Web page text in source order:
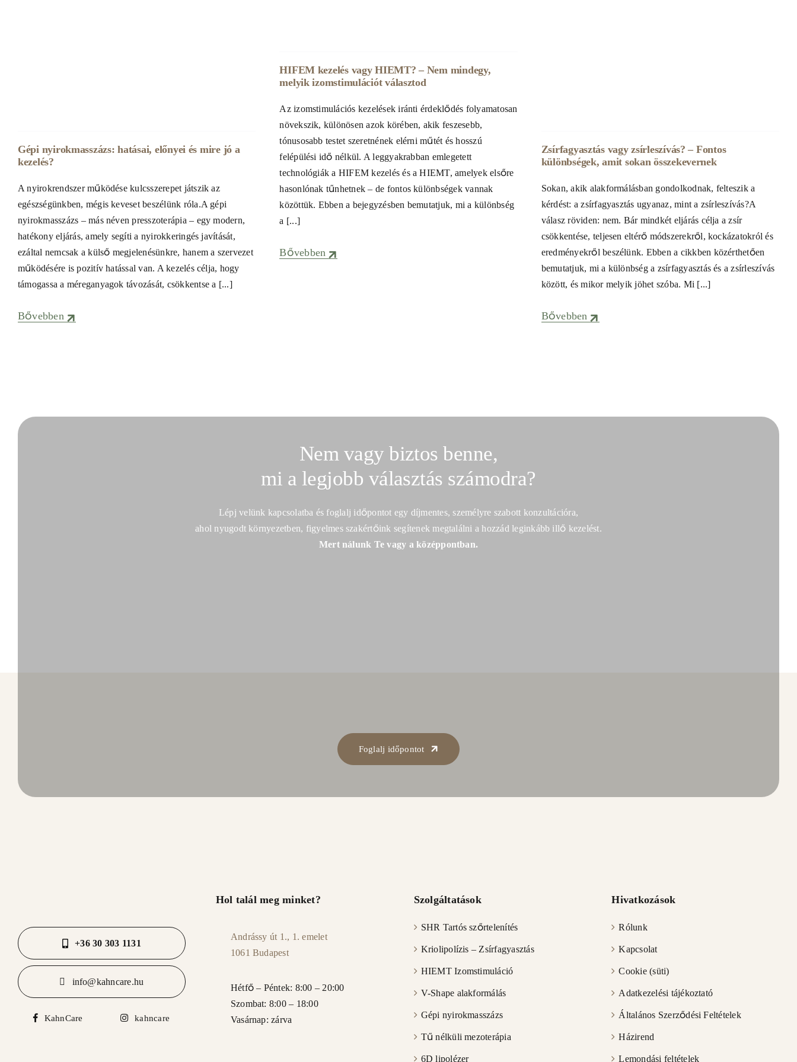
Gépi nyirokmasszázs: hatásai, előnyei és mire jó a
kezelés?
A nyirokrendszer működése kulcsszerepet játszik az
egészségünkben, mégis keveset beszélünk róla.A gépi
nyirokmasszázs – más néven presszoterápia – egy modern,
hatékony eljárás, amely segíti a nyirokkeringés javítását,
ezáltal nemcsak a külső megjelenésünkre, hanem a szervezet
működésére is pozitív hatással van. A kezelés célja, hogy
támogassa a méreganyagok távozását, csökkentse a [...]
Bővebben
HIFEM kezelés vagy HIEMT? – Nem mindegy,
melyik izomstimulációt választod
Az izomstimulációs kezelések iránti érdeklődés folyamatosan
növekszik, különösen azok körében, akik feszesebb,
tónusosabb testet szeretnének elérni műtét és hosszú
felépülési idő nélkül. A leggyakrabban emlegetett
technológiák a HIFEM kezelés és a HIEMT, amelyek elsőre
hasonlónak tűnhetnek – de fontos különbségek vannak
közöttük. Ebben a bejegyzésben bemutatjuk, mi a különbség
a [...]
Bővebben
Zsírfagyasztás vagy zsírleszívás? – Fontos
különbségek, amit sokan összekevernek
Sokan, akik alakformálásban gondolkodnak, felteszik a
kérdést: a zsírfagyasztás ugyanaz, mint a zsírleszívás?A
válasz röviden: nem. Bár mindkét eljárás célja a zsír
csökkentése, teljesen eltérő módszerekről, kockázatokról és
eredményekről beszélünk. Ebben a cikkben közérthetően
bemutatjuk, mi a különbség a zsírfagyasztás és a zsírleszívás
között, és mikor melyik jöhet szóba. Mi [...]
Bővebben
Nem vagy biztos benne,
mi a legjobb választás számodra?
Lépj velünk kapcsolatba és foglalj időpontot egy díjmentes, személyre szabott konzultációra,
ahol nyugodt környezetben, figyelmes szakértőink segítenek megtalálni a hozzád leginkább illő kezelést.
Mert nálunk Te vagy a középpontban.
Foglalj időpontot
+36 30 303 1131
info@kahncare.hu
KahnCare kahncare
Hol talál meg minket?
Andrássy út 1., 1. emelet
1061 Budapest
Hétfő – Péntek: 8:00 – 20:00
Szombat: 8:00 – 18:00
Vasárnap: zárva
Szolgáltatások
SHR Tartós szőrtelenítés
Kriolipolízis – Zsírfagyasztás
HIEMT Izomstimuláció
V-Shape alakformálás
Gépi nyirokmasszázs
Tű nélküli mezoterápia
6D lipolézer
Hivatkozások
Rólunk
Kapcsolat
Cookie (süti)
Adatkezelési tájékoztató
Általános Szerződési Feltételek
Házirend
Lemondási feltételek